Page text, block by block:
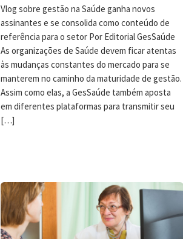
Vlog sobre gestão na Saúde ganha novos
assinantes e se consolida como conteúdo de
referência para o setor Por Editorial GesSaúde
As organizações de Saúde devem ficar atentas
às mudanças constantes do mercado para se
manterem no caminho da maturidade de gestão.
Assim como elas, a GesSaúde também aposta
em diferentes plataformas para transmitir seu
[…]